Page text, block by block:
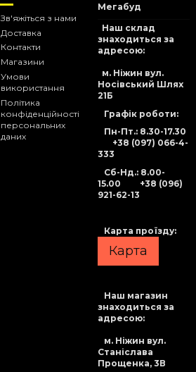
Зв'яжіться з нами
Доставка
Контакти
Магазини
Умови
використання
Політика
конфіденційності
персональних
даних
Мегабуд
Наш склад
знаходиться за
адресою:
м. Ніжин вул.
Носівський Шлях
21Б
Графік роботи:
Пн-Пт.: 8.30-17.30
+38 (097) 066-4-
333
Сб-Нд.: 8.00-
15.00 +38 (096)
921-62-13
Карта проїзду:
Карта
Наш магазин
знаходиться за
адресою:
м. Ніжин вул.
Станіслава
Прощенка, 3В